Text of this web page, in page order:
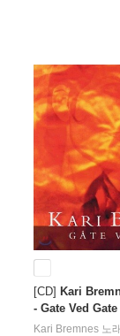
[CD] Kari
- Gate Ved
Kari Bremnes 노